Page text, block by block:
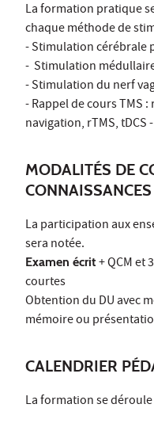
La formation pratique
chaque méthode de
- Stimulation cérébrale
- Stimulation
- Stimulation du nerf
- Rappel de cours TMS
navigation, rTMS, tDCS
MODALITÉS DE
CONNAISSANCES
La participation aux
sera notée.
Examen écrit+ QCM et
courtes
Obtention du DU avec
mémoire ou
CALENDRIER
La formation se